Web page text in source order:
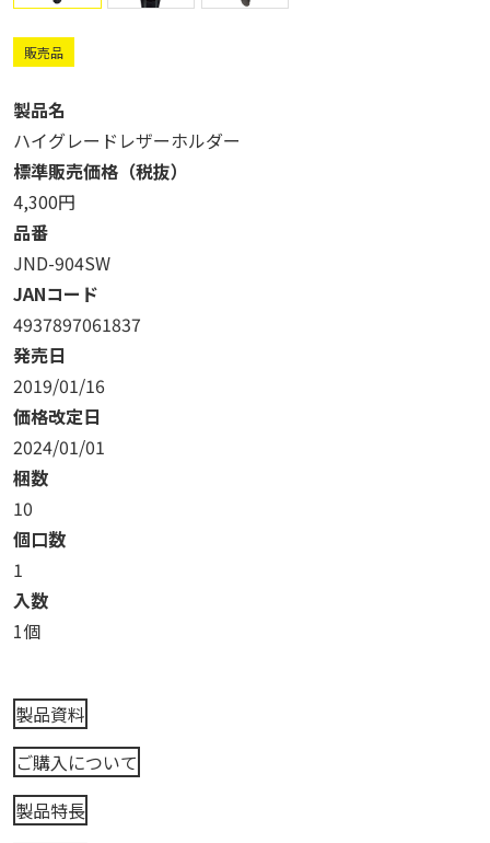
販売品
製品名
ハイグレードレザーホルダー
標準販売価格（税抜）
4,300円
品番
JND-904SW
JANコード
4937897061837
発売日
2019/01/16
価格改定日
2024/01/01
梱数
10
個口数
1
入数
1個
製品資料
ご購入について
製品特長